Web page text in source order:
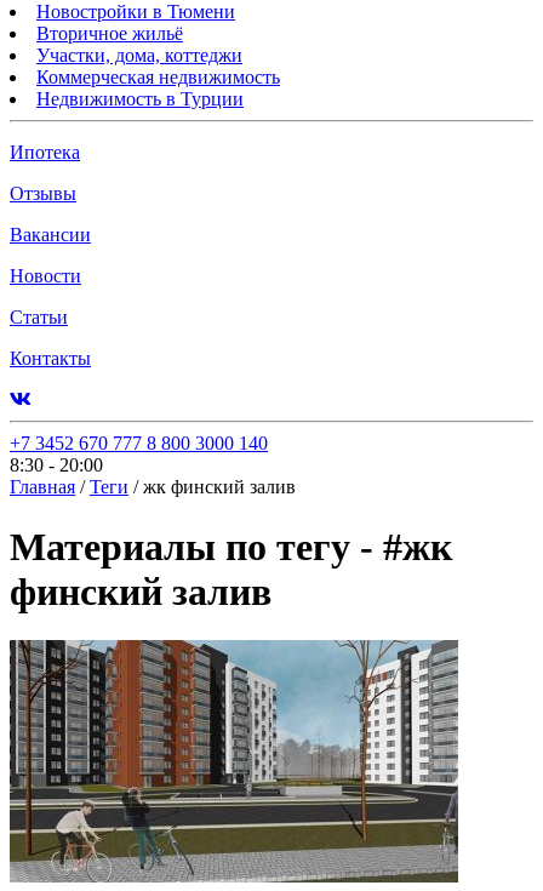
Новостройки в Тюмени
Вторичное жильё
Участки, дома, коттеджи
Коммерческая недвижимость
Недвижимость в Турции
Ипотека
Отзывы
Вакансии
Новости
Статьи
Контакты
+7 3452 670 777 8 800 3000 140
8:30 - 20:00
Главная / Теги / жк финский залив
Материалы по тегу - #жк
финский залив